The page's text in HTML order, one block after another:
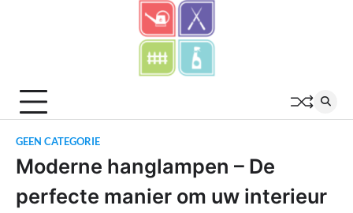
GEEN CATEGORIE
Moderne hanglampen – De
perfecte manier om uw interieur